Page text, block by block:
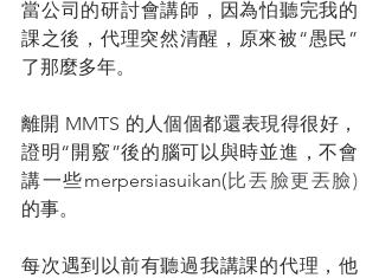
當公司的研討會講師，因為怕聽完我的
課之後，代理突然清醒，原來被“愚民”
了那麼多年。
離開 MMTS 的人個個都還表現得很好，
證明“開竅”後的腦可以與時並進，不會
講一些merpersiasuikan(比丟臉更丟臉)
的事。
每次遇到以前有聽過我講課的代理，他